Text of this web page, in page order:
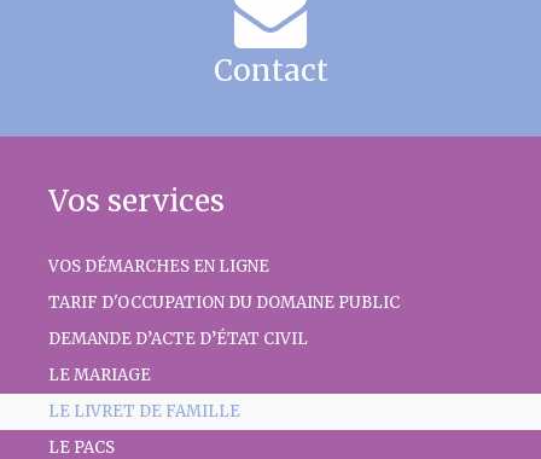
Contact
Vos services
VOS DÉMARCHES EN LIGNE
TARIF D'OCCUPATION DU DOMAINE PUBLIC
DEMANDE D’ACTE D’ÉTAT CIVIL
LE MARIAGE
LE LIVRET DE FAMILLE
LE PACS